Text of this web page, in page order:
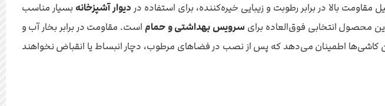
بالا در برابر رطوبت و زیبایی خیره‌کننده، برای استفاده در دیوار آشپزخانه بسیار مناسب
انتخابی فوق‌العاده برای سرویس بهداشتی و حمام است. مقاومت در برابر بخار آب و
کاشی‌ها اطمینان می‌دهد که پس از نصب در فضاهای مرطوب، دچار انبساط یا انقباض نخواهند